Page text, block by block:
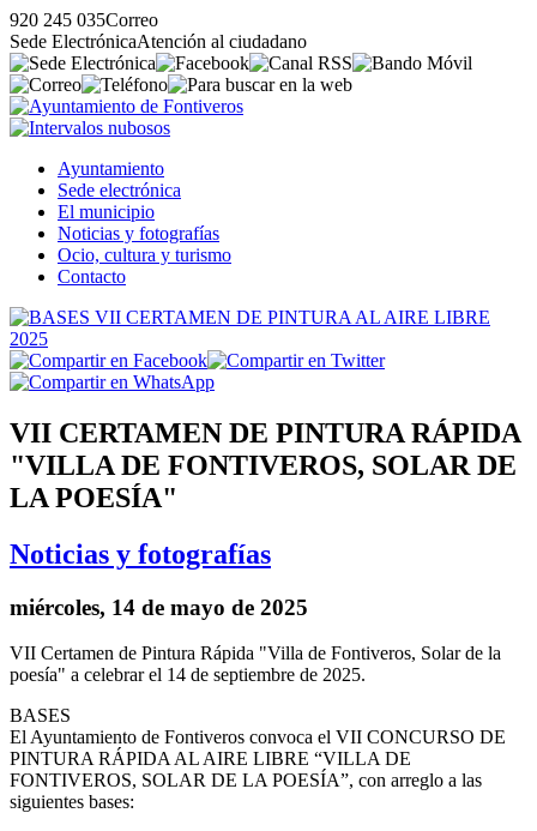
920 245 035Correo
Sede ElectrónicaAtención al ciudadano
Ayuntamiento
Sede electrónica
El municipio
Noticias y fotografías
Ocio, cultura y turismo
Contacto
VII CERTAMEN DE PINTURA RÁPIDA
"VILLA DE FONTIVEROS, SOLAR DE
LA POESÍA"
Noticias y fotografías
miércoles, 14 de mayo de 2025
VII Certamen de Pintura Rápida "Villa de Fontiveros, Solar de la
poesía" a celebrar el 14 de septiembre de 2025.
BASES
El Ayuntamiento de Fontiveros convoca el VII CONCURSO DE
PINTURA RÁPIDA AL AIRE LIBRE “VILLA DE
FONTIVEROS, SOLAR DE LA POESÍA”, con arreglo a las
siguientes bases: